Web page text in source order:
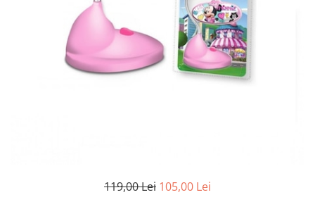
Cadouri barbati
Seturi cadou barbati
Seturi cadou barbati portofel si curea
Ceasuri pentru EL
Etichete scolare
Sepci personalizate
Bannere personalizate scoli si gradinite
119,00 Lei 105,00 Lei